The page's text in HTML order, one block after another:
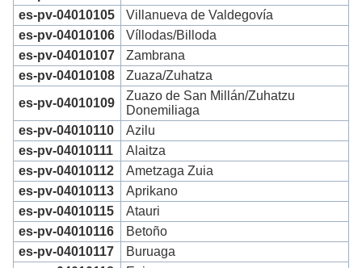
es-pv-04010105
Villanueva de Valdegovía
es-pv-04010106
Víllodas/Billoda
es-pv-04010107
Zambrana
es-pv-04010108
Zuaza/Zuhatza
es-pv-04010109
Zuazo de San Millán/Zuhatzu
Donemiliaga
es-pv-04010110
Azilu
es-pv-04010111
Alaitza
es-pv-04010112
Ametzaga Zuia
es-pv-04010113
Aprikano
es-pv-04010115
Atauri
es-pv-04010116
Betoño
es-pv-04010117
Buruaga